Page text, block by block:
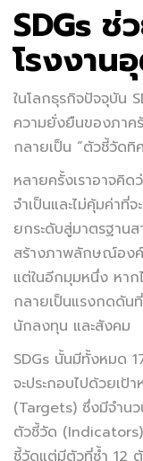
SDGs
โรงงาน
ในโลกธุรกิจปัจจุบัน
ความยั่งยืนของภาค
กลายเป็น “ตัวชี้วัด
หลายครั้งเราอาจคิ
จำเป็นและไม่คุ้มค่าที่
ยกระดับสู่มาตรฐาน
สร้างภาพลักษณ์อง
แต่ในอีกมุมหนึ่ง หาก
กลายเป็นแรงกดดัน
นักลงทุน และสังคม
SDGs นั้นมีทั้งหมด
จะประกอบไปด้วยเ
(Targets) ซึ่งมีจำน
ตัวชี้วัด